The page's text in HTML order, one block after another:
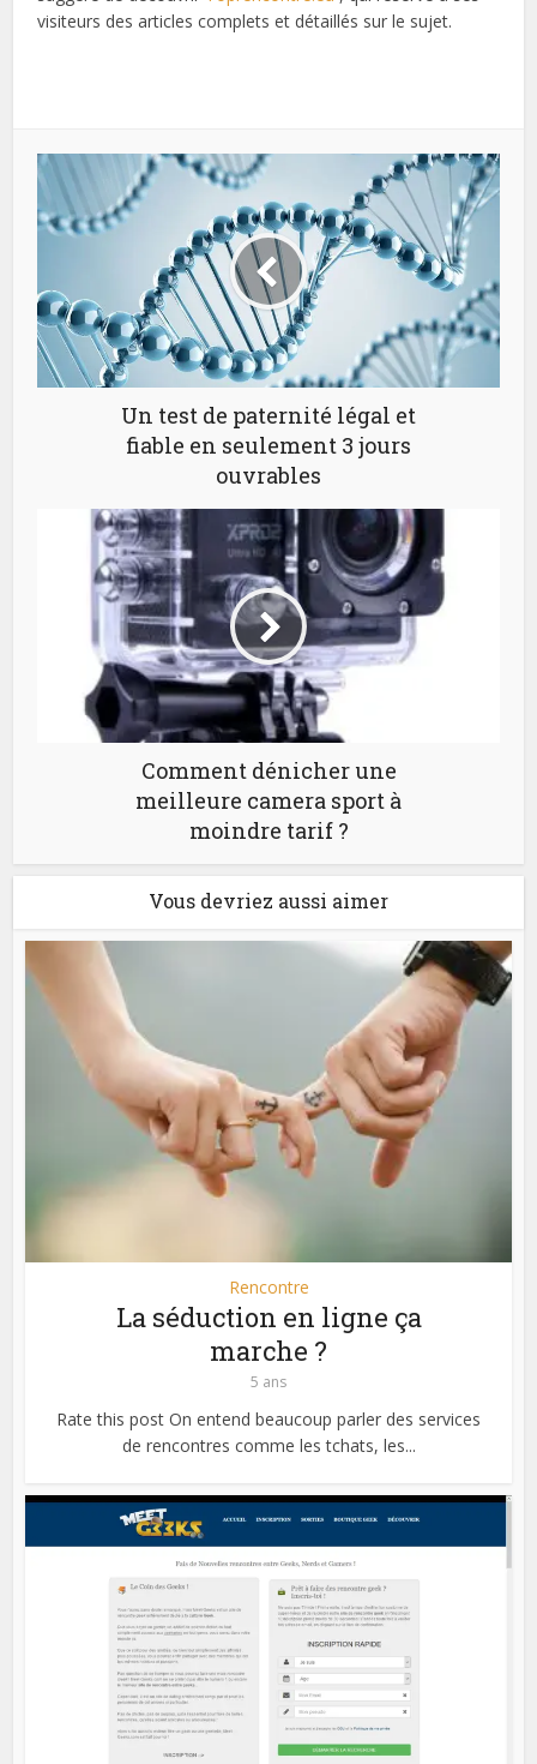
visiteurs des articles complets et détaillés sur le sujet.
Un test de paternité légal et
fiable en seulement 3 jours
ouvrables
Comment dénicher une
meilleure camera sport à
moindre tarif ?
Vous devriez aussi aimer
Rencontre
La séduction en ligne ça
marche ?
5 ans
Rate this post On entend beaucoup parler des services
de rencontres comme les tchats, les...